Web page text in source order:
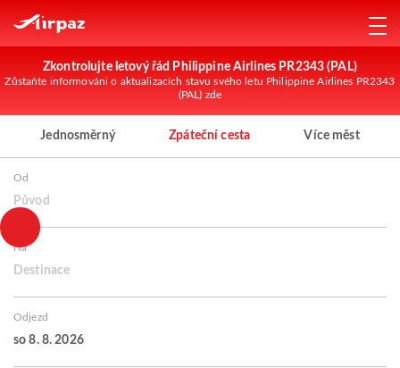
Zkontrolujte letový řád Philippine Airlines PR2343 (PAL)
Zůstaňte informováni o aktualizacích stavu svého letu Philippine Airlines PR2343
(PAL) zde
Jednosměrný Zpáteční cesta Více měst
Od
Původ
Na
Destinace
Odjezd
so 8. 8. 2026